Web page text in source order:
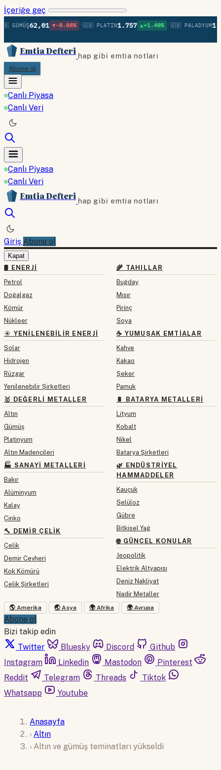
İçeriğe geç
62,01 ▼-0.08% •🇬🇧 PLATIN1.757 ▲+1.40% •🇬🇧 PALADYUM
Emtia Defteri hap gibi emtia notları
Abone ol
Canlı Piyasa
Canlı Veri
Canlı Piyasa
Canlı Veri
Emtia Defteri hap gibi emtia notları
Giriş Abone ol
Kapat
🛢 ENERJI
Petrol
Doğalgaz
Kömür
Nükleer
☀️ YENILENEBILIR ENERJI
Solar
Hidrojen
Rüzgar
Yenilenebilir Şirketleri
🥇 DEĞERLI METALLER
Altın
Gümüş
Platinyum
Altın Madencileri
🏭 SANAYI METALLERI
Bakır
Alüminyum
Kalay
Çinko
🔨 DEMIR ÇELIK
Çelik
Demir Cevheri
Kok Kömürü
Çelik Şirketleri
🌾 TAHILLAR
Buğday
Mısır
Pirinç
Soya
☕ YUMUŞAK EMTIALAR
Kahve
Kakao
Şeker
Pamuk
🔋 BATARYA METALLERI
Lityum
Kobalt
Nikel
Batarya Şirketleri
🌿 ENDÜSTRIYEL
HAMMADDELER
Kauçuk
Selüloz
Gübre
Bitkisel Yağ
🌐 GÜNCEL KONULAR
Jeopolitik
Elektrik Altyapısı
Deniz Nakliyat
Nadir Metaller
🌎 Amerika 🌏 Asya 🌍 Afrika 🌍 Avrupa
Abone ol
Bizi takip edin
Twitter
Bluesky Discord
Github
Instagram
Linkedin Mastodon
Pinterest
Reddit
Telegram Threads
Tiktok
Whatsapp
Youtube
Anasayfa
› Altın
› Altın ve gümüş teminatları yükseldi